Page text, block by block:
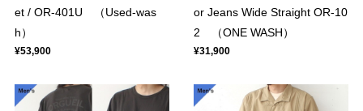
et / OR-401U （Used-was
h）
¥53,900
or Jeans Wide Straight OR-10
2 （ONE WASH）
¥31,900